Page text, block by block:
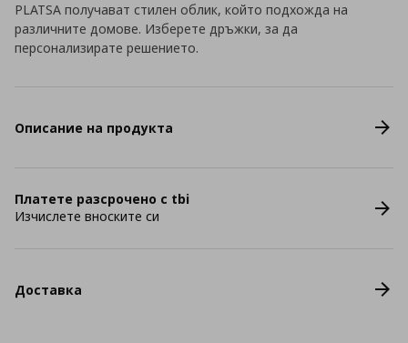
PLATSA получават стилен облик, който подхожда на
различните домове. Изберете дръжки, за да
персонализирате решението.
Описание на продукта
Платете разсрочено с tbi
Изчислете вноските си
Доставка